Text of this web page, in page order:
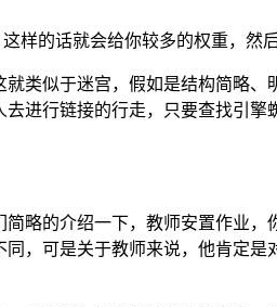
样的话就会给你较多的权重，然
类似于迷宫，假如是结构简略
进行链接的行走，只要查找引
略的介绍一下，教师安置作业
，可是关于教师来说，他肯定